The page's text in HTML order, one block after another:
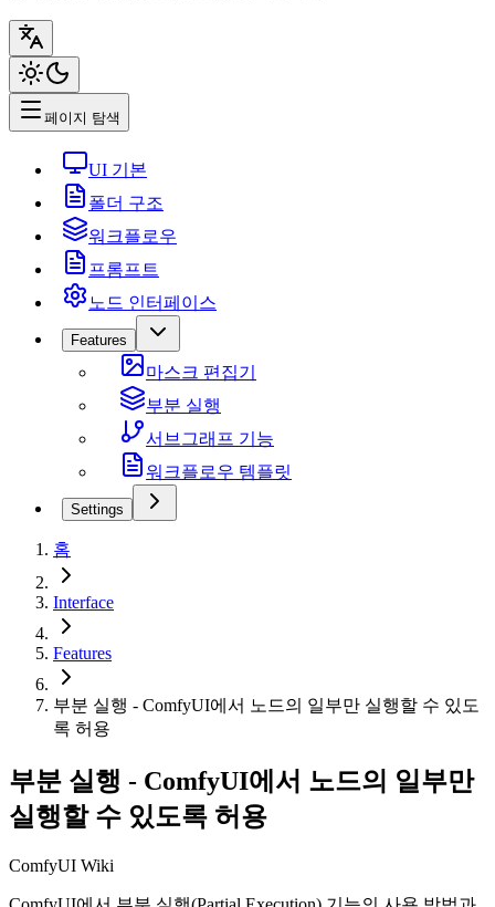
페이지 탐색
UI 기본
폴더 구조
워크플로우
프롬프트
노드 인터페이스
Features
마스크 편집기
부분 실행
서브그래프 기능
워크플로우 템플릿
Settings
홈
Interface
Features
부분 실행 - ComfyUI에서 노드의 일부만 실행할 수 있도
록 허용
부분 실행 - ComfyUI에서 노드의 일부만
실행할 수 있도록 허용
ComfyUI Wiki